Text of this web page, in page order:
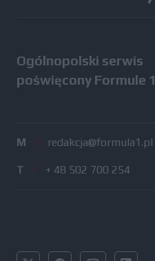
Ogólnopolski serwis
poświęcony Formule 1
M / redakcja@formula1.pl
T / + 48 502 700 254